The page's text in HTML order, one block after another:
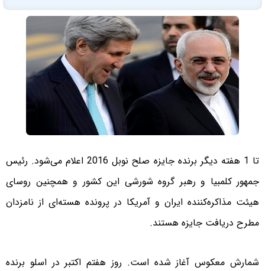
تا 1 هفته دیگر برنده جایزه صلح نوبل 2016 اعلام می‌شود. رئیس
جمهور کلمبیا و رهبر گروه شورشی این کشور و همچنین روسای
هیئت مذاکره‌کننده ایران و آمریکا در پرونده هسته‌ای از نامزدان
مطرح دریافت جایزه هستند.
شمارش معکوس آغاز شده است. روز هفتم اکتبر در اسلو برنده